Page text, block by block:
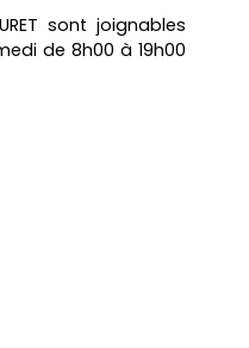
sont joignables
de 8h00 à 19h00